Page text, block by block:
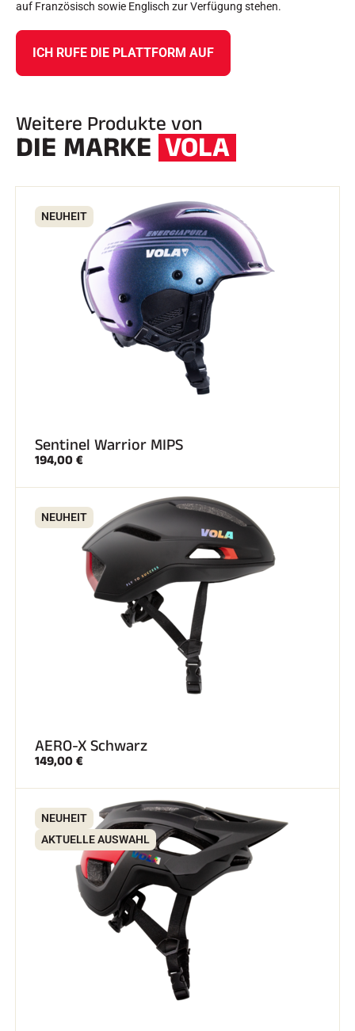
auf Französisch sowie Englisch zur Verfügung stehen.
ICH RUFE DIE PLATTFORM AUF
Weitere Produkte von
DIE MARKE VOLA
NEUHEIT
Sentinel Warrior MIPS
194,00 €
NEUHEIT
AERO-X Schwarz
149,00 €
NEUHEIT
AKTUELLE AUSWAHL